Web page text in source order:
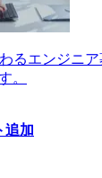
るエンジニ
。
追加